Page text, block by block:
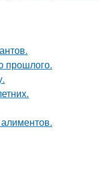
прошлого.